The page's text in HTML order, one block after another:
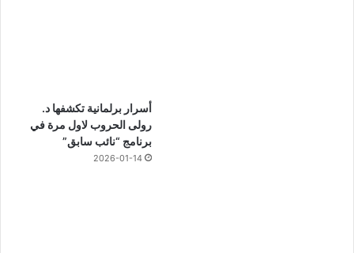
أسرار برلمانية تكشفها د.
رولى الحروب لاول مرة في
برنامج “نائب سابق”
2026-01-14